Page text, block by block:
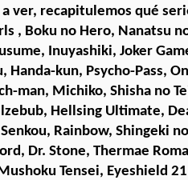
ver, recapitulemos qué
, Boku no Hero, Nanatsu
Inuyashiki, Joker
Handa-kun, Psycho-Pass,
man, Michiko, Shisha no
Hellsing Ultimate,
Rainbow, Shingeki
Dr. Stone, Thermae
Tensei, Eyeshield